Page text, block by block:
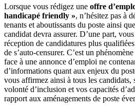
Lorsque vous rédigez une offre
handicapé friendly », n’hésitez pas à
tenants et aboutissants du poste ainsi
candidat devra assurer. D’une part,
réception de candidatures plus
de s’auto-censurer. C’est un
face à une annonce d’emploi ne
d’informations quant aux enjeux du
vous affirmez ainsi à tous les candidats,
volonté d’inclusion et vos capacités
rapport aux aménagements de poste